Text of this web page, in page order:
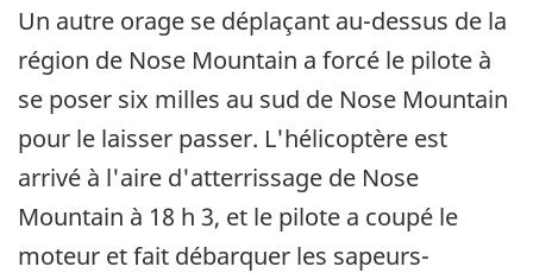
Un autre orage se déplaçant au-dessus de la
région de Nose Mountain a forcé le pilote à
se poser six milles au sud de Nose Mountain
pour le laisser passer. L'hélicoptère est
arrivé à l'aire d'atterrissage de Nose
Mountain à 18 h 3, et le pilote a coupé le
moteur et fait débarquer les sapeurs-